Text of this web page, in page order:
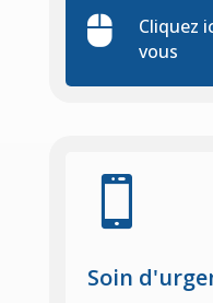

Cliquez
vous

Soin